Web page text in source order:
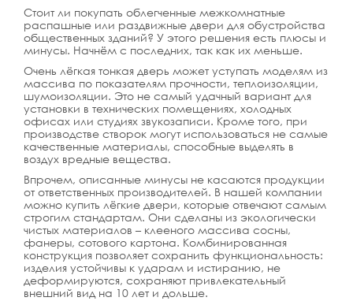
Стоит ли покупать облегченные межкомнатные
распашные или раздвижные двери для обустройства
общественных зданий? У этого решения есть плюсы и
минусы. Начнём с последних, так как их меньше.
Очень лёгкая тонкая дверь может уступать моделям из
массива по показателям прочности, теплоизоляции,
шумоизоляции. Это не самый удачный вариант для
установки в технических помещениях, холодных
офисах или студиях звукозаписи. Кроме того, при
производстве створок могут использоваться не самые
качественные материалы, способные выделять в
воздух вредные вещества.
Впрочем, описанные минусы не касаются продукции
от ответственных производителей. В нашей компании
можно купить лёгкие двери, которые отвечают самым
строгим стандартам. Они сделаны из экологически
чистых материалов – клееного массива сосны,
фанеры, сотового картона. Комбинированная
конструкция позволяет сохранить функциональность:
изделия устойчивы к ударам и истиранию, не
деформируются, сохраняют привлекательный
внешний вид на 10 лет и дольше.